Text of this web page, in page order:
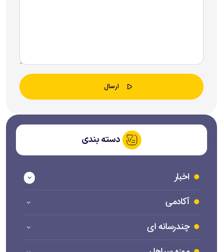
دسته بندی
اخبار
آکادمی
چندرسانه ای